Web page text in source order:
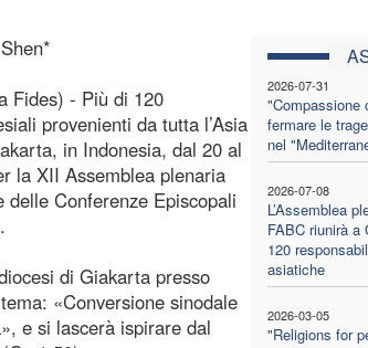
2026-07-31
"Compassione
fermare le
nel
2026-07-08
L’Assemblea
FABC riunirà a
120
asiatiche
2026-03-05
"Religions for
Fides) - Più di 120
provenienti da tutta l’Asia
in Indonesia, dal 20 al
la XII Assemblea plenaria
delle Conferenze Episcopali
di Giakarta presso
«Conversione sinodale
e si lascerà ispirare dal